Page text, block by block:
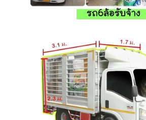
รถ6ล้อรับจ้าง